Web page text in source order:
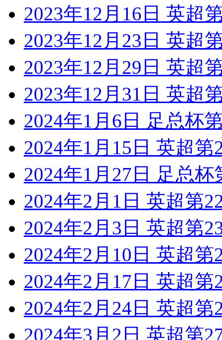
2023年12月16日 英超
2023年12月23日 英超
2023年12月29日 英超
2023年12月31日 英超
2024年1月6日 足总杯
2024年1月15日 英超
2024年1月27日 足总
2024年2月1日 英超第
2024年2月3日 英超第
2024年2月10日 英超
2024年2月17日 英超
2024年2月24日 英超
2024年3月2日 英超第